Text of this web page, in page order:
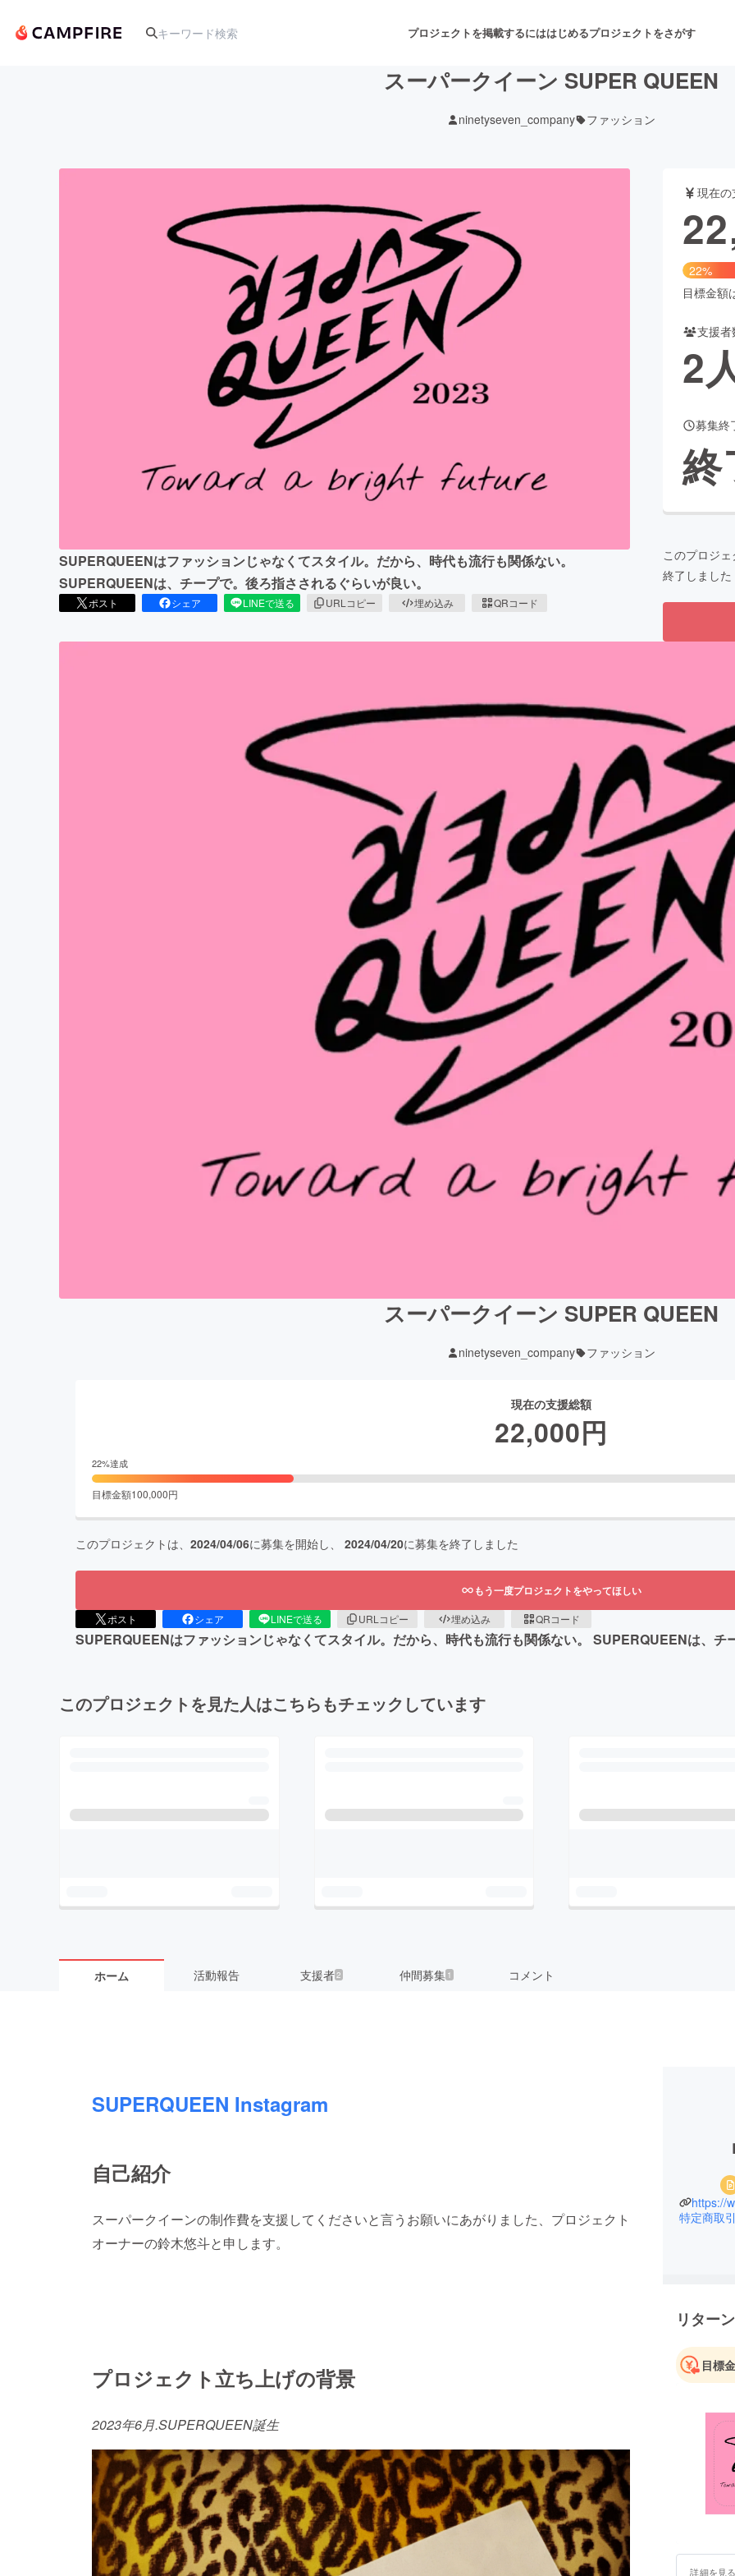
プロジェクトを掲載するにははじめるプロジェクトをさがす
舞台・パフォーマンス
テクノロジー・ガジェット ゲーム・サービス開発 フード・飲食店
書籍・雑誌出版
ビジネス・起業 チャレンジ ビューティー・ヘルスケ
まちづくり・地域活性化
スーパークイーン SUPER QUEEN
ninetyseven_company ファッション
SUPERQUEENはファッションじゃなくてスタイル。だから、時代も流行も関係ない。
SUPERQUEENは、チープで。後ろ指さされるぐらいが良い。
ポスト シェア LINEで送る URLコピー 埋め込み QRコード
現在
22%
目標金額
支援者
2
募集終
終
このプロジ
終了しました
スーパークイーン SUPER QUEEN
ninetyseven_company ファッション
現在の支援総額
22,000円
22%達成
目標金額100,000円
このプロジェクトは、 2024/04/06に募集を開始し、 2024/04/20に募集を終了しました
もう一度プロジェクトをやってほしい
ポスト シェア LINEで送る URLコピー 埋め込み QRコード
SUPERQUEENはファッションじゃなくてスタイル。だから、時代も流行も関係ない。 SUPERQUEENは、チ
このプロジェクトを見た人はこちらもチェックしています
ホーム 活動報告 支援者2 仲間募集 1 コメント
SUPERQUEEN Instagram
自己紹介
スーパークイーンの制作費を支援してくださいと言うお願いにあがりました、プロジェクト
オーナーの鈴木悠斗と申します。
プロジェクト立ち上げの背景
2023年6月.SUPERQUEEN誕生
特定商取
リター
目標
詳細を見